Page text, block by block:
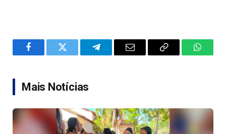
FacebookTwitter TelegramEmail
Copy
Mais Notícias